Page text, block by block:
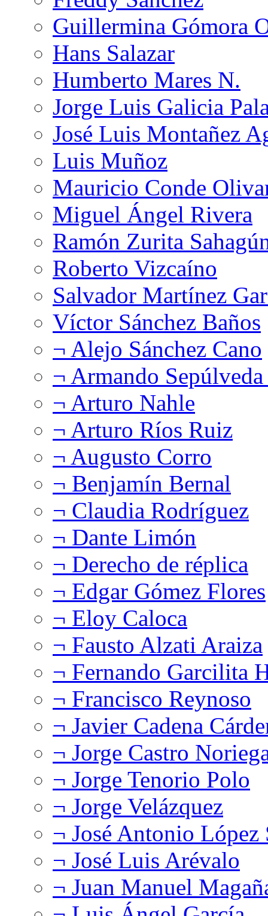
Guillermina Gómora
Hans Salazar
Humberto Mares N.
Jorge Luis Galicia
José Luis Montañez
Luis Muñoz
Mauricio Conde
Miguel Ángel Rivera
Ramón Zurita
Roberto Vizcaíno
Salvador Martínez
Víctor Sánchez Baños
¬ Alejo Sánchez Cano
¬ Armando
¬ Arturo Nahle
¬ Arturo Ríos Ruiz
¬ Augusto Corro
¬ Benjamín Bernal
¬ Claudia Rodríguez
¬ Dante Limón
¬ Derecho de réplica
¬ Edgar Gómez Flores
¬ Eloy Caloca
¬ Fausto Alzati Araiza
¬ Fernando Garcilita
¬ Francisco Reynoso
¬ Javier Cadena
¬ Jorge Castro
¬ Jorge Tenorio Polo
¬ Jorge Velázquez
¬ José Antonio López
¬ José Luis Arévalo
¬ Juan Manuel